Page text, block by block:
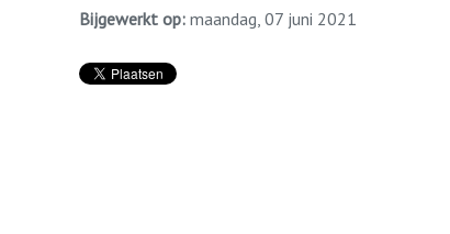
Bijgewerkt op: maandag, 07 juni 2021